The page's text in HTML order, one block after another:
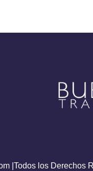
|Todos los Derechos